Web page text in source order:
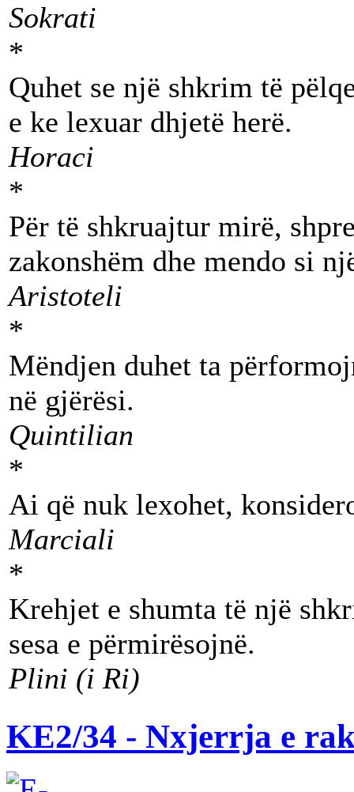
Sokrati
*
Quhet se një shkrim të
e ke lexuar dhjetë herë.
Horaci
*
Për të shkruajtur mirë,
zakonshëm dhe mendo si
Aristoteli
*
Mëndjen duhet ta
në gjërësi.
Quintilian
*
Ai që nuk lexohet,
Marciali
*
Krehjet e shumta të një
sesa e përmirësojnë.
Plini (i Ri)
KE2/34 - Nxjerrja e